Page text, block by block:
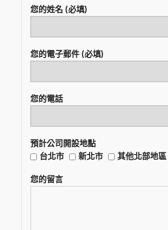
您的姓名 (必填)
您的電子郵件 (必填)
您的電話
預計公司開設地點
台北市
新北市 其他北部地區
您的留言